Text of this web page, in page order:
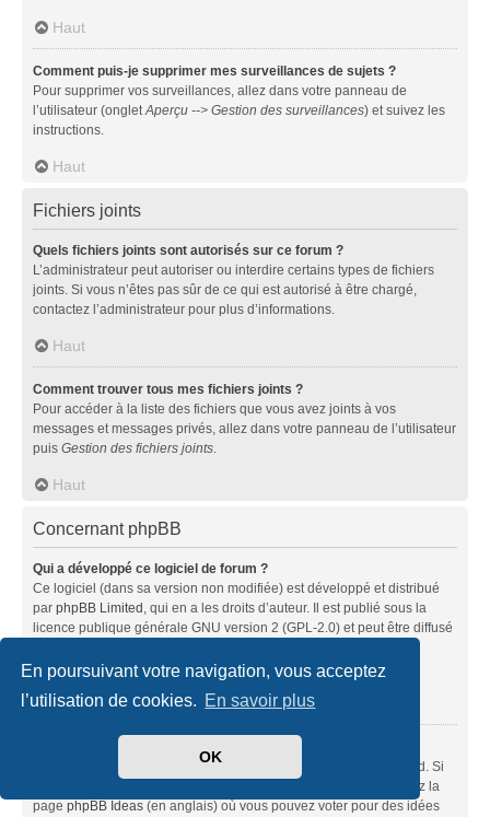
En poursuivant votre navigation, vous acceptez
l’utilisation de cookies. En savoir plus
OK
Haut
Comment puis-je supprimer mes surveillances de sujets ?
Pour supprimer vos surveillances, allez dans votre panneau de
l’utilisateur (ongletAperçu --> Gestion des surveillances) et suivez les
instructions.
Haut
Fichiers joints
Quels fichiers joints sont autorisés sur ce forum ?
L’administrateur peut autoriser ou interdire certains types de fichiers
joints. Si vous n’êtes pas sûr de ce qui est autorisé à être chargé,
contactez l’administrateur pour plus d’informations.
Haut
Comment trouver tous mes fichiers joints ?
Pour accéder à la liste des fichiers que vous avez joints à vos
messages et messages privés, allez dans votre panneau de l’utilisateur
puis Gestion des fichiers joints.
Haut
Concernant phpBB
Qui a développé ce logiciel de forum ?
Ce logiciel (dans sa version non modifiée) est développé et distribué
par phpBB Limited, qui en a les droits d’auteur. Il est publié sous la
licence publique générale GNU version 2 (GPL-2.0) et peut être diffusé
À propos de phpBB» (en anglais).
Haut
Ce logiciel a été développé et mis sous licence par phpBB Limited. Si
vous pensez qu’une fonctionnalité nécessite d’être ajoutée, visitez la
page phpBB Ideas (en anglais) où vous pouvez voter pour des idées